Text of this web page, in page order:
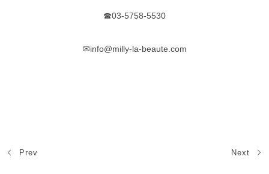
☎03-5758-5530
✉info@milly-la-beaute.com
Prev Next